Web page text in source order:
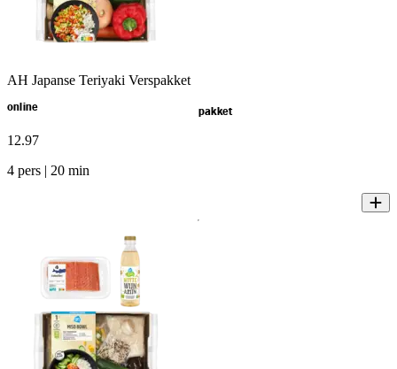
AH Japanse Teriyaki Verspakket
online pakket
12.97
4 pers | 20 min